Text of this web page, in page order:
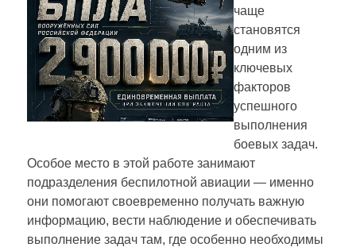
чаще
становятся
одним из
ключевых
факторов
успешного
выполнения
боевых задач.
Особое место в этой работе занимают
подразделения беспилотной авиации — именно
они помогают своевременно получать важную
информацию, вести наблюдение и обеспечивать
выполнение задач там, где особенно необходимы